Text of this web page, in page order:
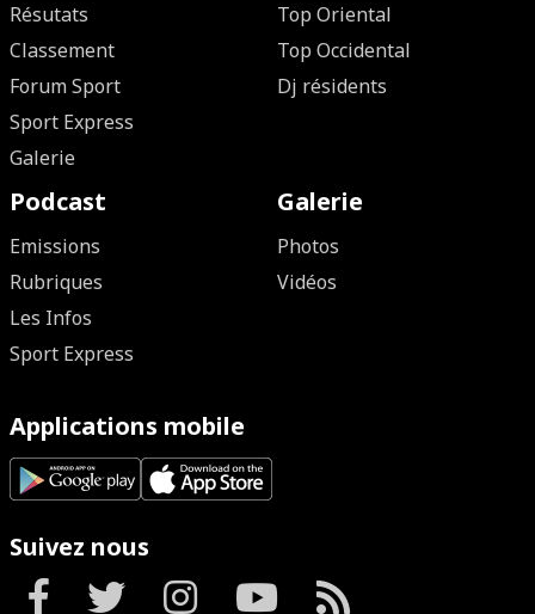
Résutats
Classement
Forum Sport
Sport Express
Galerie
Top Oriental
Top Occidental
Dj résidents
Podcast
Emissions
Rubriques
Les Infos
Sport Express
Galerie
Photos
Vidéos
Applications mobile
Suivez nous